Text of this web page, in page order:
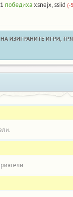
победихаxsnejx,ssiid (-
ИЗИГРАНИТЕ ИГРИ,